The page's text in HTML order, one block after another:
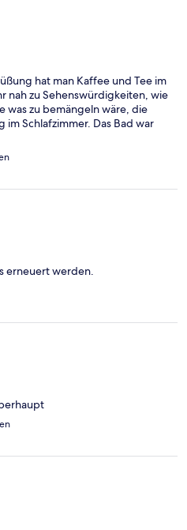
hat man Kaffee und Tee im
nah zu Sehenswürdigkeiten, wie
was zu bemängeln wäre, die
im Schlafzimmer. Das Bad war
erneuert werden.